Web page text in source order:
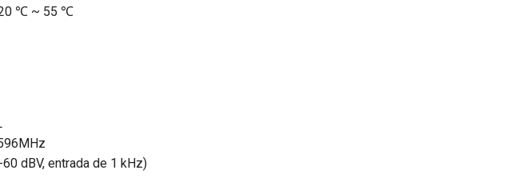
20 ℃ ~ 55 ℃
dBV, entrada de 1 kHz)